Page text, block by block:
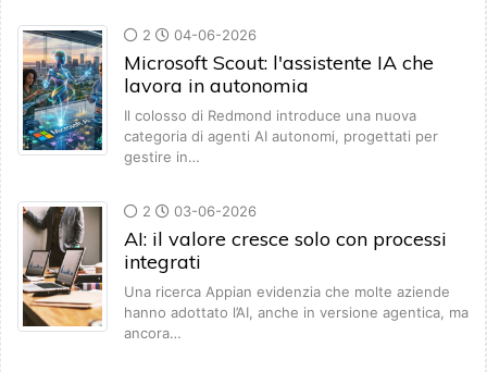
2 04-06-2026
Microsoft Scout: l'assistente IA che
lavora in autonomia
Il colosso di Redmond introduce una nuova
categoria di agenti AI autonomi, progettati per
gestire in…
2 03-06-2026
AI: il valore cresce solo con processi
integrati
Una ricerca Appian evidenzia che molte aziende
hanno adottato l’AI, anche in versione agentica, ma
ancora…